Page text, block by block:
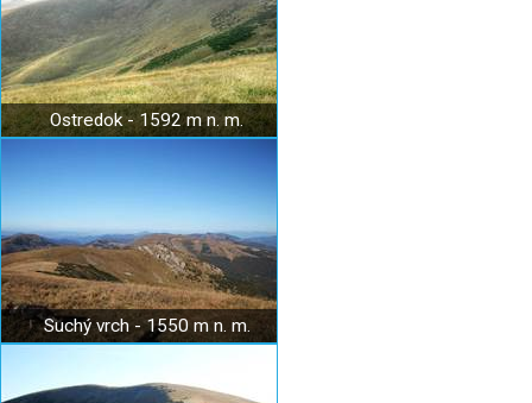
Ostredok - 1592 m n. m.
Suchý vrch - 1550 m n. m.